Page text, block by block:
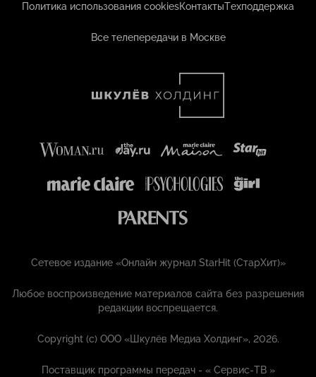
Политика использования cookiesКонтактыТехподдержка
Все телепередачи в Москве
Сетевое издание «Онлайн журнал StarHit (СтарХит)»
Любое воспроизведение материалов сайта без разрешения
редакции воспрещается.
Copyright (с) ООО «Шкулёв Медиа Холдинг», 2026.
Поставщик программы передач - «Сервис-ТВ »